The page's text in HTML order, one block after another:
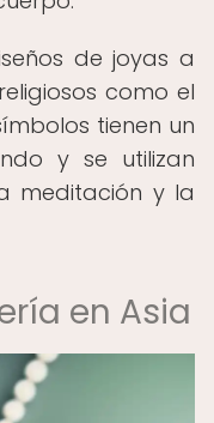
de joyas a
como el
tienen un
y se utilizan
meditación y la
en Asia